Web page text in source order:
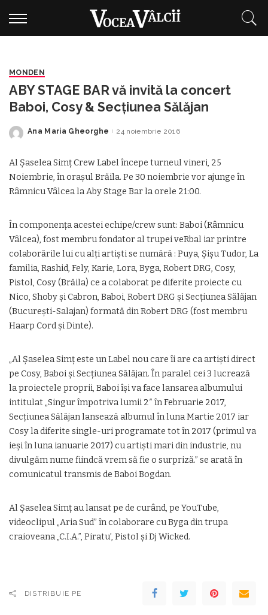
MONDEN
ABY STAGE BAR vă invită la concert
Baboi, Cosy & Secţiunea Sălăjan
Posted
Ana Maria Gheorghe 24 noiembrie 2016
Al Şaselea Simţ Crew Label începe turneul vineri, 25
Noiembrie, în oraşul Brăila. Pe 30 noiembrie vor ajunge în
Râmnicu Vâlcea la Aby Stage Bar la orele 21:00.
În componenţa acestei echipe/crew sunt: Baboi (Râmnicu
Vâlcea), fost membru fondator al trupei veRbal iar printre
colaborările lui cu alţi artişti se numără : Puya, Şişu Tudor, La
familia, Rashid, Fely, Karie, Lora, Byga, Robert DRG, Cosy,
Pistol, Cosy (Brăila) ce a colaborat pe diferite proiecte cu
Nico, Shoby şi Cabron, Baboi, Robert DRG şi Secţiunea Sălăjan
(Bucureşti-Salajan) formată din Robert DRG (fost membru
Haarp Cord şi Dinte).
„Al Şaselea Simţ este un Label nou care îi are ca artişti direct
pe Cosy, Baboi şi Secţiunea Sălăjan. În paralel cei 3 lucrează
la proiectele proprii, Baboi îşi va face lansarea albumului
intitulat „Singur împotriva lumii 2″ în Februarie 2017,
Secţiunea Sălăjan lansează albumul în luna Martie 2017 iar
Cosy la diferite single-uri programate tot în 2017 (primul va
ieşi în luna ianuarie 2017) cu artişti mari din industrie, nu
divulgăm nume fiindcă vrem să fie o surpriză.” se arată în
comunicatul transmis de Baboi Bogdan.
Al Şaselea Simţ au lansat pe de curând, pe YouTube,
videoclipul „Aria Sud” în colaborare cu Byga din trupa
craioveana „C.I.A.”, Piratu’, Pistol şi Dj Wicked.
DISTRIBUIE PE